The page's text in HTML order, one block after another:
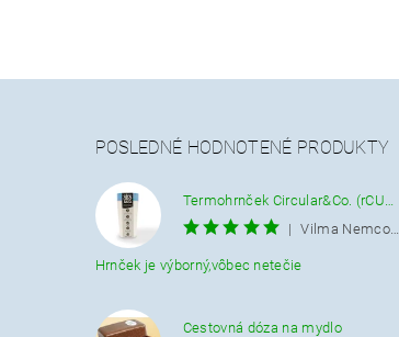
POSLEDNÉ HODNOTENÉ PRODUKTY
|
Vilma Nemcová
Hrnček je výborný,vôbec netečie
Cestovná dóza na mydlo